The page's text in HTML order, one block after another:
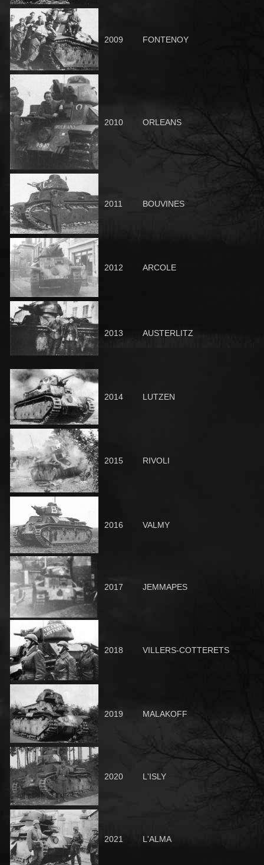
2009 FONTENOY
2010 ORLEANS
2011 BOUVINES
2012 ARCOLE
2013 AUSTERLITZ
2014 LUTZEN
2015 RIVOLI
2016 VALMY
2017 JEMMAPES
2018 VILLERS-COTTERETS
2019 MALAKOFF
2020 L'ISLY
2021 L'ALMA